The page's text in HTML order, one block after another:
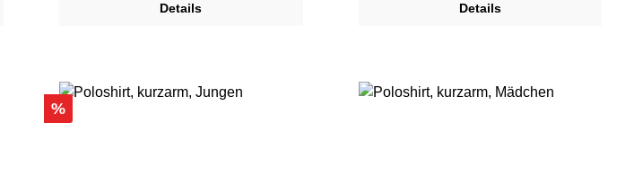
Details Details
Rabatt
%